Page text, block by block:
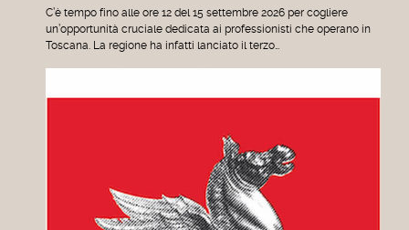
C’è tempo fino alle ore 12 del 15 settembre 2026 per cogliere
un’opportunità cruciale dedicata ai professionisti che operano in
Toscana. La regione ha infatti lanciato il terzo…